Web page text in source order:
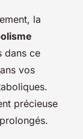
la
dans ce
vos
précieuse